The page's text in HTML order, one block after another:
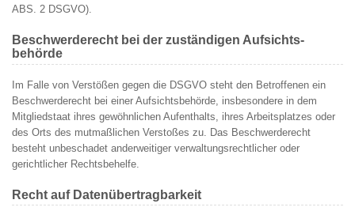
ABS. 2 DSGVO).
Beschwerde­recht bei der zuständigen Aufsichts­
behörde
Im Falle von Verstößen gegen die DSGVO steht den Betroffenen ein
Beschwerderecht bei einer Aufsichtsbehörde, insbesondere in dem
Mitgliedstaat ihres gewöhnlichen Aufenthalts, ihres Arbeitsplatzes oder
des Orts des mutmaßlichen Verstoßes zu. Das Beschwerderecht
besteht unbeschadet anderweitiger verwaltungsrechtlicher oder
gerichtlicher Rechtsbehelfe.
Recht auf Daten­übertrag­barkeit